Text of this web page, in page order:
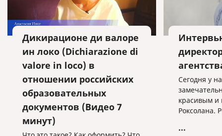
Дикирационе ди валоре
ин локо (Dichiarazione di
valore in loco) в
отношении российских
образовательных
документов (Видео 7
минут)
Сегодня у
красивым
Роксолана.
итальянец.
...